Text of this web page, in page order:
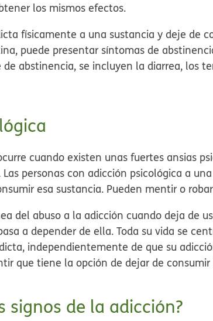
los mismos efectos.
físicamente a una sustancia y deje de
puede presentar síntomas de
abstinencia, se incluyen la diarrea, los
cuando existen unas fuertes ansias
personas con adicción psicológica a
esa sustancia. Pueden mentir o
del abuso a la adicción cuando deja de
a depender de ella. Toda su vida se
independientemente de que su
que tiene la opción de dejar de
signos de la adicción?